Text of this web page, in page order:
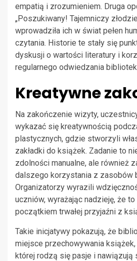
empatią i zrozumieniem. Druga
„Poszukiwany! Tajemniczy
wprowadziła ich w świat pełen
czytania. Historie te stały się
dyskusji o wartości literatury i
regularnego odwiedzania
Kreatywne
Na zakończenie wizyty,
wykazać się kreatywnością
plastycznych, gdzie stworzyli
zakładki do książek. Zadanie to
zdolności manualne, ale również
dalszego korzystania z zasobów
Organizatorzy wyrazili
uczniów, wyrażając nadzieję, że
początkiem trwałej przyjaźni z
Takie inicjatywy pokazują, że
miejsce przechowywania
której rodzą się pasje i nawiązują